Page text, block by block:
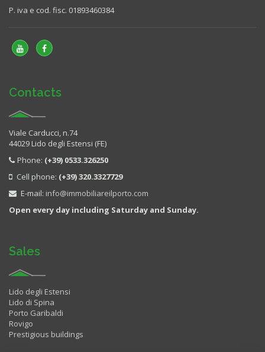
P. iva e cod. fisc. 01893460384
Contacts
Viale Carducci, n.74
44029 Lido degli Estensi (FE)
Phone: (+39) 0533.326250
Cell phone: (+39) 320.3327729
E-mail: info@immobiliareilporto.com
Open every day including Saturday and Sunday.
Sales
Lido degli Estensi
Lido di Spina
Porto Garibaldi
Rovigo
Prestigious buildings